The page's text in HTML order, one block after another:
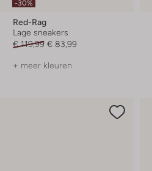
-30%
Red-Rag
Lage sneakers
€ 119,99 € 83,99
+ meer kleuren